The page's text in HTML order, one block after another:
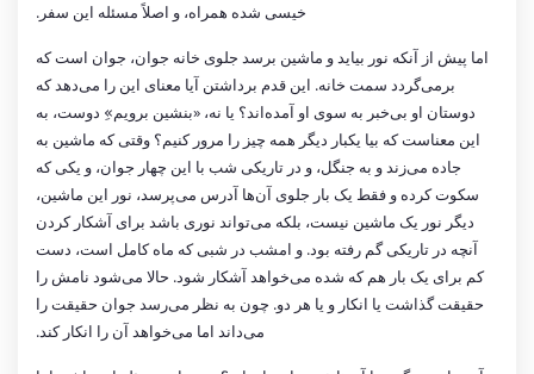
خیسی شده همراه، و اصلاً مسئله این سفر.
اما پیش از آنکه نور بیاید و ماشین برسد جلوی خانه جوان، جوان است که
برمی‌گردد سمت خانه. این قدم برداشتن آیا معنای این را می‌دهد که
دوستان او بی‌خبر به سوی او آمده‌اند؟ یا نه، «بنشین برویم»ِ دوست، به
این معناست که بیا یکبار دیگر همه چیز را مرور کنیم؟ وقتی که ماشین به
جاده می‌زند و به جنگل، و در تاریکی شب با این چهار جوان، و یکی که
سکوت کرده و فقط یک بار جلوی آن‌ها آدرس می‌پرسد، نور این ماشین،
دیگر نور یک ماشین نیست، بلکه می‌تواند نوری باشد برای آشکار کردن
آنچه در تاریکی گم رفته بود. و امشب در شبی که ماه کامل است، دست
کم برای یک بار هم که شده می‌خواهد آشکار شود. حالا می‌شود نامش را
حقیقت گذاشت یا انکار و یا هر دو. چون به نظر می‌رسد جوان حقیقت را
می‌داند اما می‌خواهد آن را انکار کند.